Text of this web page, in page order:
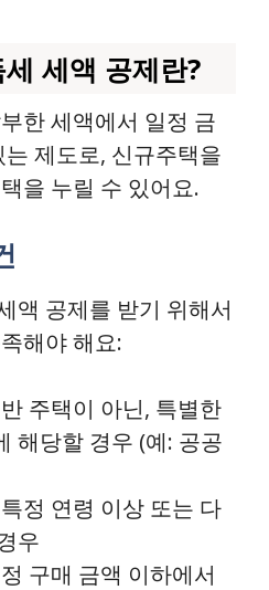
세액 공제란?
한 세액에서 일정 금
제도로, 신규주택을
을 누릴 수 있어요.
액 공제를 받기 위해서
해야 해요:
주택이 아닌, 특별한
해당할 경우 (예: 공공
정 연령 이상 또는 다
우
구매 금액 이하에서